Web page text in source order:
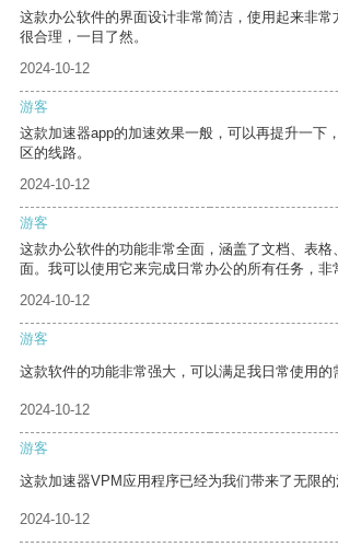
这款办公软件的界面设计非常简洁，使用起来非常
很合理，一目了然。
2024-10-12
游客
这款加速器app的加速效果一般，可以再提升一下
区的线路。
2024-10-12
游客
这款办公软件的功能非常全面，涵盖了文档、表格
面。我可以使用它来完成日常办公的所有任务，非
2024-10-12
游客
这款软件的功能非常强大，可以满足我日常使用的
2024-10-12
游客
这款加速器VPM应用程序已经为我们带来了无限的
2024-10-12